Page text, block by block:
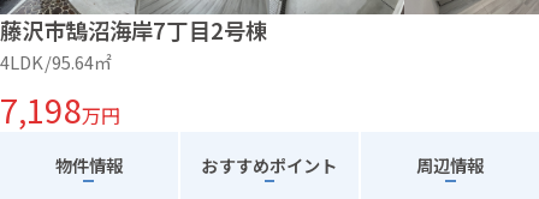
藤沢市鵠沼海岸7丁目2号棟
4LDK/95.64㎡
7,198万円
物件情報 おすすめポイント
周辺情報